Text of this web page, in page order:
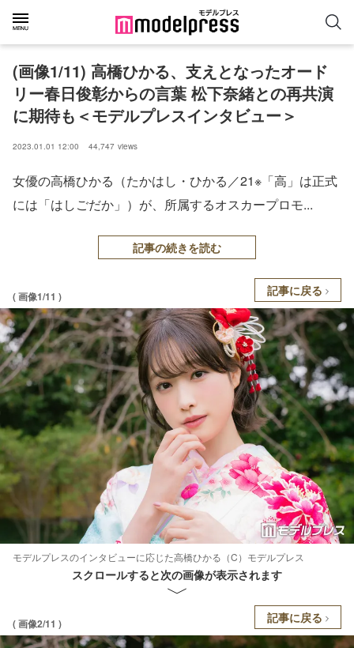
(画像1/11) 高橋ひかる、支えとなったオード
リー春日俊彰からの言葉 松下奈緒との再共演
に期待も＜モデルプレスインタビュー＞
2023.01.01 12:00 44,747 views
女優の高橋ひかる（たかはし・ひかる／21※「高」は正式
には「はしごだか」）が、所属するオスカープロモ...
記事の続きを読む
( 画像1/11 ) 記事に戻る
モデルプレスのインタビューに応じた高橋ひかる（C）モデルプレス
スクロールすると次の画像が表示されます
( 画像2/11 ) 記事に戻る